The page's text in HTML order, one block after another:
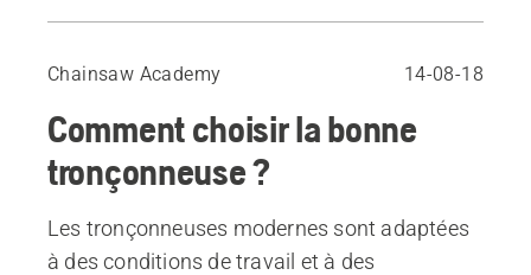
Choisir la taille
Guide bar length
Chainsaw Academy 14-08-18
Comment choisir la bonne
tronçonneuse ?
Les tronçonneuses modernes sont adaptées
à des conditions de travail et à des